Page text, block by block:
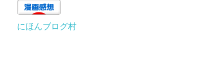
にほんブログ村